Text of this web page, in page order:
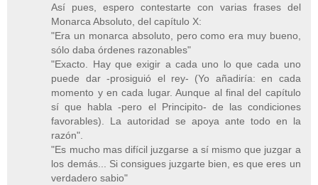
Así pues, espero contestarte con varias frases del
Monarca Absoluto, del capítulo X:
"Era un monarca absoluto, pero como era muy bueno,
sólo daba órdenes razonables"
"Exacto. Hay que exigir a cada uno lo que cada uno
puede dar -prosiguió el rey- (Yo añadiría: en cada
momento y en cada lugar. Aunque al final del capítulo
sí que habla -pero el Principito- de las condiciones
favorables). La autoridad se apoya ante todo en la
razón".
"Es mucho mas difícil juzgarse a sí mismo que juzgar a
los demás... Si consigues juzgarte bien, es que eres un
verdadero sabio"